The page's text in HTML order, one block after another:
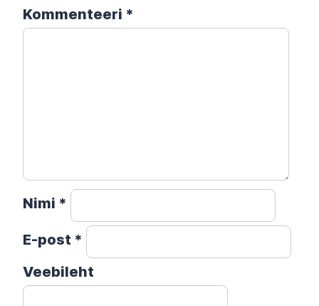
Kommenteeri *
Nimi *
E-post *
Veebileht